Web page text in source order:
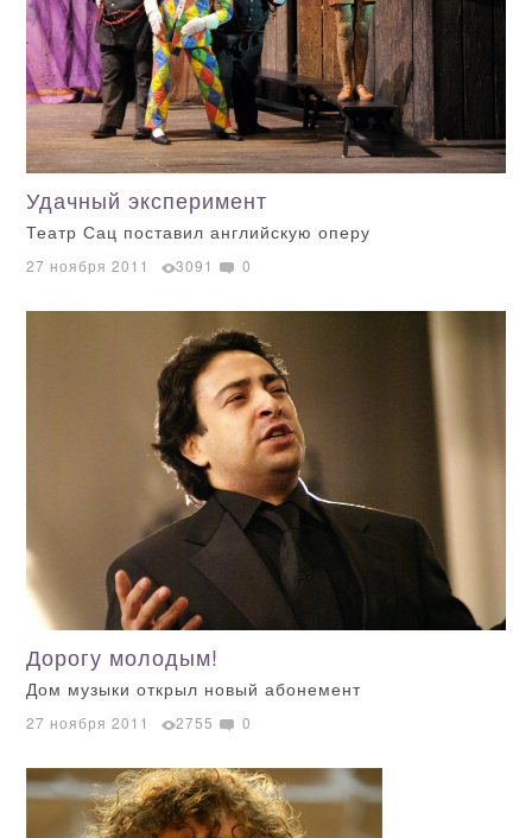
Удачный эксперимент
Театр Сац поставил английскую оперу
27 ноября 2011 3091 0
Дорогу молодым!
Дом музыки открыл новый абонемент
27 ноября 2011 2755 0